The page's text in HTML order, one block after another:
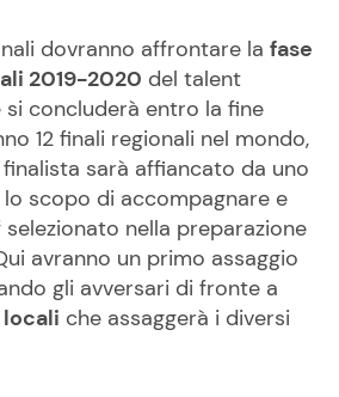
dovranno affrontare la fase
2019-2020 del talent
si concluderà entro la fine
12 finali regionali nel mondo,
sarà affiancato da uno
scopo di accompagnare e
nella preparazione
avranno un primo assaggio
gli avversari di fronte a
che assaggerà i diversi